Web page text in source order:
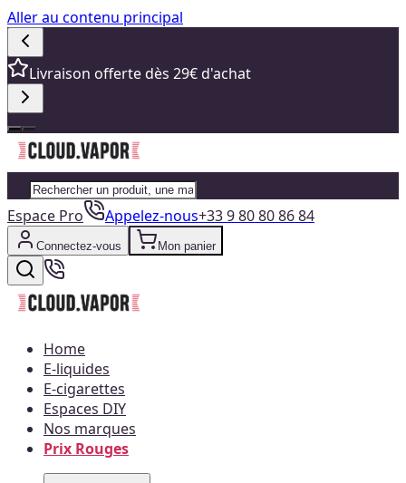
Aller au contenu principal
Livraison offerte dès 29€ d'achat
Espace Pro Appelez-nous+33 9 80 80 86 84
Connectez-vous Mon panier
Home
E-liquides
E-cigarettes
Espaces DIY
Nos marques
Prix Rouges